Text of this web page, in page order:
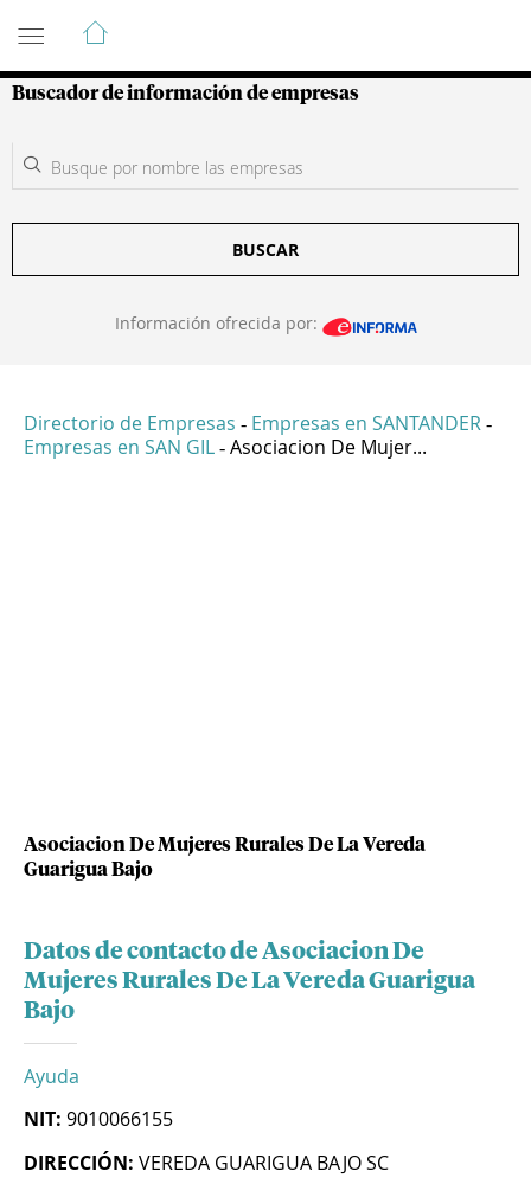
Guía de Empresas Colombianas
Buscador de información de empresas
BUSCAR
Información ofrecida por:
Directorio de Empresas - Empresas en SANTANDER -
Empresas en SAN GIL - Asociacion De Mujer...
Asociacion De Mujeres Rurales De La Vereda
Guarigua Bajo
Datos de contacto de Asociacion De
Mujeres Rurales De La Vereda Guarigua
Bajo
Ayuda
NIT: 9010066155
DIRECCIÓN: VEREDA GUARIGUA BAJO SC